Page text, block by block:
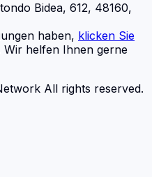
Bidea, 612, 48160,
haben, klicken Sie
Wir helfen Ihnen gerne
All rights reserved.